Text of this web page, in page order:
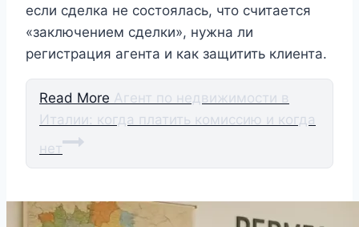
если сделка не состоялась, что считается
«заключением сделки», нужна ли
регистрация агента и как защитить клиента.
Read More Агент по недвижимости в
Италии: когда платить комиссию и когда
нет